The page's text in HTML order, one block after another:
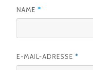
NAME *
E-MAIL-ADRESSE *